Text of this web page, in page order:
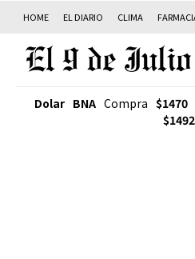
HOME EL DIARIO CLIMA
Dolar BNA Compra $1470
$1492